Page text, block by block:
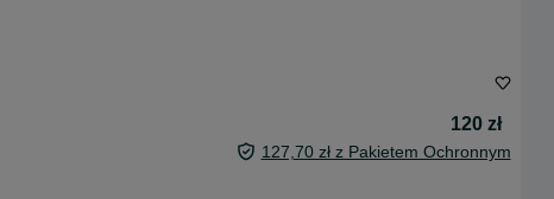
120 zł
127,70 zł z Pakietem Ochronnym